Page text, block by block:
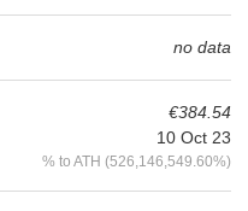
no data
€384.54
10 Oct 23
% to ATH (526,146,549.60%)